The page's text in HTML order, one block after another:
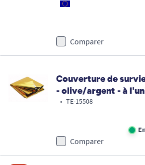
Comparer
Couverture de
- olive/argent - à
• TE-15508
Comparer